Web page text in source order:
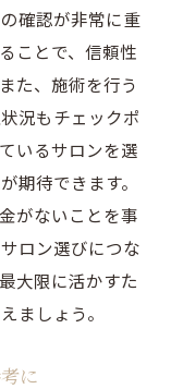
確認が非常に重
ことで、信頼性
た、施術を行う
況もチェックポ
いるサロンを選
期待できます。
がないことを事
ロン選びにつな
大限に活かすた
ましょう。
に